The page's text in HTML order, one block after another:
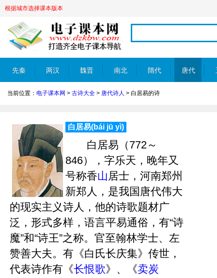
根据城市选择课本版本
先秦 两汉 魏晋 南北
朝
隋代 唐代
当前位置： 电子课本网 > 古诗大全 > 唐代诗人 > 白居易的诗
白居易(bái jū yì)
白居易（772～
846），字乐天，晚年又
号称香山居士，河南郑州
新郑人，是我国唐代伟大
的现实主义诗人，他的诗歌题材广
泛，形式多样，语言平易通俗，有“诗
魔”和“诗王”之称。官至翰林学士、左
赞善大夫。有《白氏长庆集》传世，
代表诗作有《长恨歌》、《卖炭